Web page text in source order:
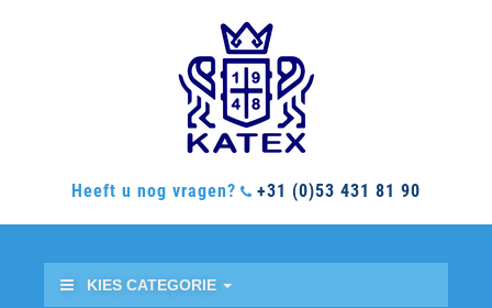
Heeft u nog vragen? +31 (0)53 431 81 90
KIES CATEGORIE